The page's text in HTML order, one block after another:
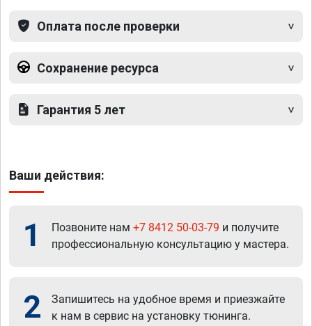
Оплата после проверки
Сохранение ресурса
Гарантия 5 лет
Ваши действия:
1 Позвоните нам +7 8412 50-03-79 и получите
профессиональную консультацию у мастера.
2
Запишитесь на удобное время и приезжайте
к нам в сервис на установку тюнинга.